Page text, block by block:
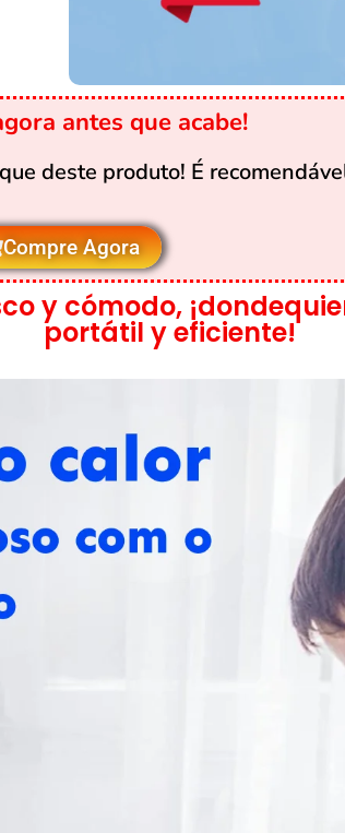
antes que acabe!
deste produto! É
Compre Agora
y cómodo,
portátil y eficiente!